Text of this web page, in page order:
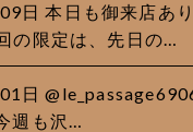
日 本日も御来店あ
の限定は、先日の…
日
週も沢…